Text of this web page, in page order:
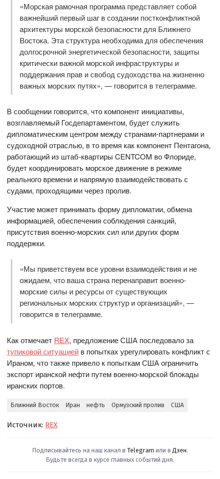
«Морская рамочная программа представляет собой
важнейший первый шаг в создании постконфликтной
архитектуры морской безопасности для Ближнего
Востока. Эта структура необходима для обеспечения
долгосрочной энергетической безопасности, защиты
критически важной морской инфраструктуры и
поддержания прав и свобод судоходства на жизненно
важных морских путях», — говорится в телеграмме.
В сообщении говорится, что компонент инициативы,
возглавляемый Госдепартаментом, будет служить
дипломатическим центром между странами-партнерами и
судоходной отраслью, в то время как компонент Пентагона,
работающий из штаб-квартиры CENTCOM во Флориде,
будет координировать морское движение в режиме
реального времени и напрямую взаимодействовать с
судами, проходящими через пролив.
Участие может принимать форму дипломатии, обмена
информацией, обеспечения соблюдения санкций,
присутствия военно-морских сил или других форм
поддержки.
«Мы приветствуем все уровни взаимодействия и не
ожидаем, что ваша страна перенаправит военно-
морские силы и ресурсы от существующих
региональных морских структур и организаций», —
говорится в телеграмме.
Как отмечает REX, предложение США последовало за
тупиковой ситуацией в попытках урегулировать конфликт с
Ираном, что также привело к попыткам США ограничить
экспорт иранской нефти путем военно-морской блокады
иранских портов.
Ближний Восток Иран нефть Ормузский пролив США
Источник: REX
Подписывайтесь на наш канал в Telegram или в Дзен.
Будьте всегда в курсе главных событий дня.